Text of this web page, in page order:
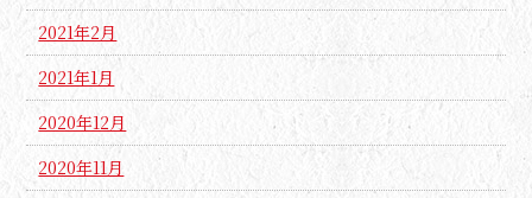
2021年2月
2021年1月
2020年12月
2020年11月